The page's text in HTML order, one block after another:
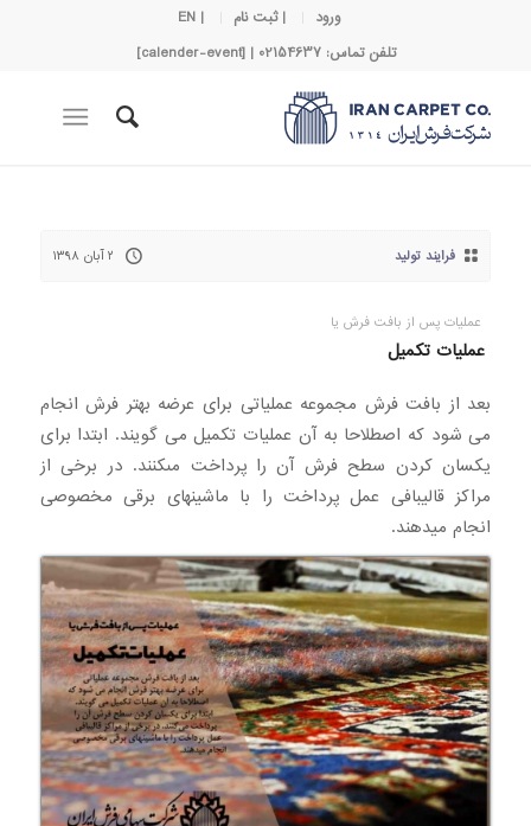
ورود | ثبت نام
| EN
تلفن تماس: 02154637 | [calender-event]
فرایند تولید ۲ آبان ۱۳۹۸
عملیات پس از بافت فرش یا
عملیات تکمیل
بعد از بافت فرش مجموعه عملیاتی برای عرضه بهتر فرش انجام
می شود که اصطلاحا به آن عملیات تکمیل می گویند. ابتدا براى
يکسان کردن سطح فرش آن را پرداخت مىکنند. در برخی از
مراکز قالیبافی عمل پرداخت را با ماشینهای برقی مخصوصی
انجام میدهند.